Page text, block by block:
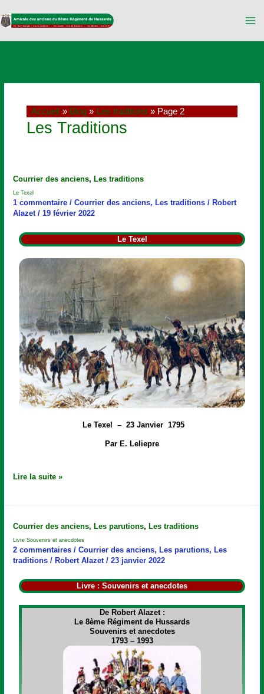
au
contenu
Accueil Blog Les traditions Page 2
Les Traditions
Courrier des anciens,Les traditions
Le Texel
1 commentaire /Courrier des anciens, Les traditions / Robert
Alazet/ 19 février 2022
Le Texel
Le Texel – 23 Janvier 1795
Par E. Leliepre
Le
Lire la suite »
Courrier des anciens,Les parutions,Les traditions
Livre Souvenirs et anecdotes
2 commentaires /Courrier des anciens,Les parutions,Les
traditions /Robert Alazet/23 janvier 2022
Livre : Souvenirs et anecdotes
De Robert Alazet :
Le 8ème Régiment de Hussards
Souvenirs et anecdotes
1793 – 1993
Livre
et
anecdotes